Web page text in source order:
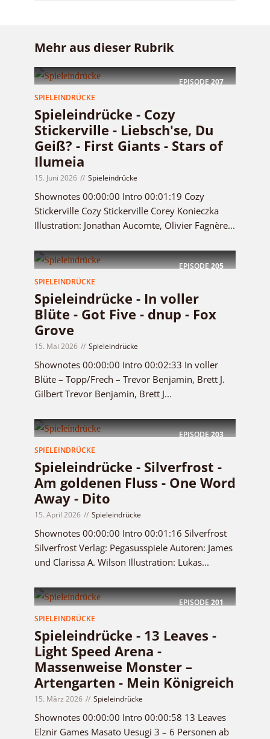
Mehr aus dieser Rubrik
EPISODE207
SPIELEINDRÜCKE
Spieleindrücke - Cozy
Stickerville - Liebsch'se, Du
Geiß? - First Giants - Stars of
Ilumeia
15. Juni 2026 Spieleindrücke
Shownotes 00:00:00 Intro 00:01:19 Cozy
Stickerville Cozy Stickerville Corey Konieczka
Illustration: Jonathan Aucomte, Olivier Fagnère...
EPISODE205
SPIELEINDRÜCKE
Spieleindrücke - In voller
Blüte - Got Five - dnup - Fox
Grove
15. Mai 2026 Spieleindrücke
Shownotes 00:00:00 Intro 00:02:33 In voller
Blüte – Topp/Frech – Trevor Benjamin, Brett J.
Gilbert Trevor Benjamin, Brett J...
EPISODE203
SPIELEINDRÜCKE
Spieleindrücke - Silverfrost -
Am goldenen Fluss - One Word
Away - Dito
15. April 2026 Spieleindrücke
Shownotes 00:00:00 Intro 00:01:16 Silverfrost
Silverfrost Verlag: Pegasusspiele Autoren: James
und Clarissa A. Wilson Illustration: Lukas...
EPISODE201
SPIELEINDRÜCKE
Spieleindrücke - 13 Leaves -
Light Speed Arena -
Massenweise Monster –
Artengarten - Mein Königreich
15. März 2026 Spieleindrücke
Shownotes 00:00:00 Intro 00:00:58 13 Leaves
Elznir Games Masato Uesugi 3 – 6 Personen ab